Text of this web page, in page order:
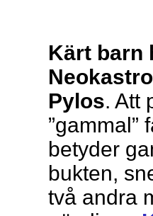
Kärt barn
Neokastro
Pylos. Att
betyder
bukten,
två andra